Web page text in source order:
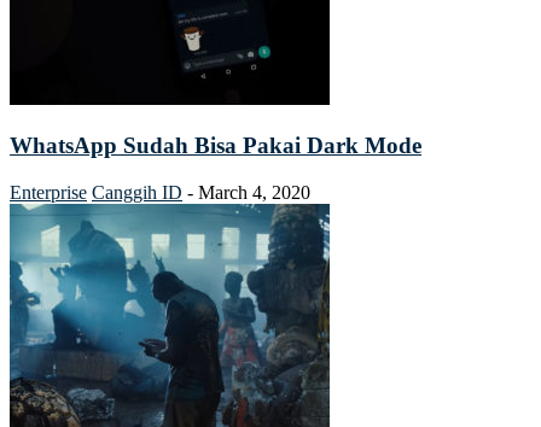
WhatsApp Sudah Bisa Pakai Dark Mode
Enterprise Canggih ID - March 4, 2020